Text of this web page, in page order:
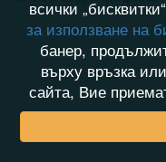
всички
за използване на
банер,
върху връзка
сайта, Вие